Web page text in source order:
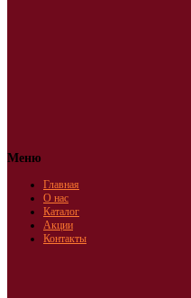
Меню
Главная
О нас
Каталог
Акции
Контакты